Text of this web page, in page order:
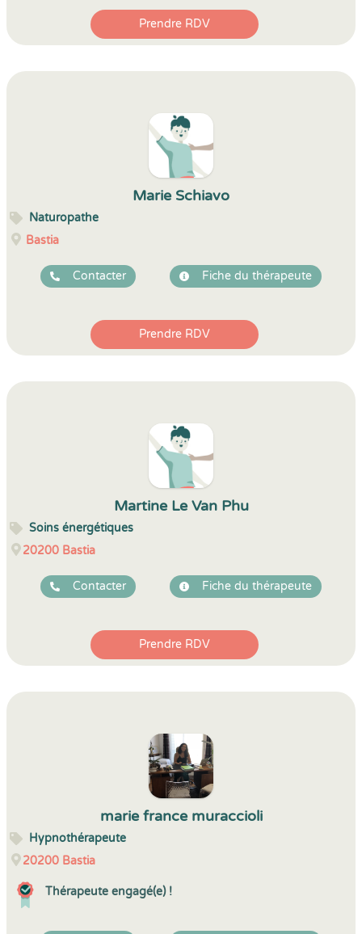
Prendre RDV
Marie Schiavo
Naturopathe
Bastia
Contacter Fiche du thérapeute
Prendre RDV
Martine Le Van Phu
Soins énergétiques
20200 Bastia
Contacter Fiche du thérapeute
Prendre RDV
marie france muraccioli
Hypnothérapeute
20200 Bastia
Thérapeute engagé(e) !